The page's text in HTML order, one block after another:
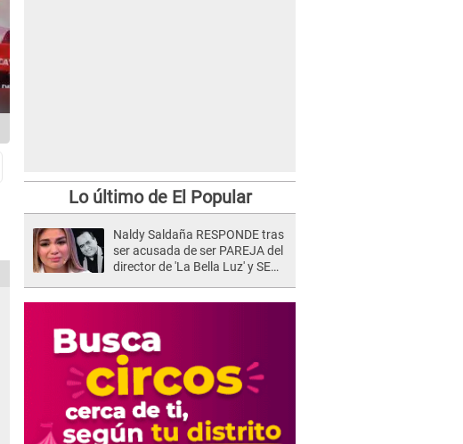
Lo último de El Popular
Naldy Saldaña RESPONDE tras
ser acusada de ser PAREJA del
director de 'La Bella Luz' y SE